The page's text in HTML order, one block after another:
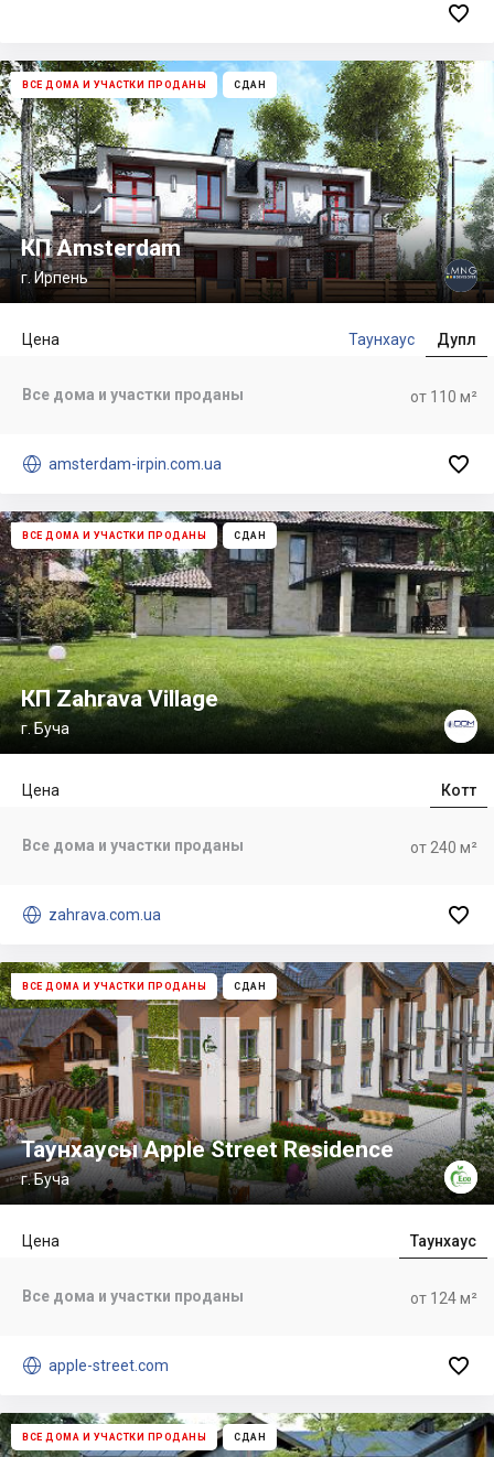

ВСЕ ДОМА И УЧАСТКИ ПРОДАНЫ СДАН
КП Amsterdam
г. Ирпень
Таунхаус Дупл
Цена
от 110 м²
Все дома и участки проданы
 amsterdam-irpin.com.ua 
ВСЕ ДОМА И УЧАСТКИ ПРОДАНЫ СДАН
КП Zahrava Village
г. Буча
Котт
Цена
от 240 м²
Все дома и участки проданы
 zahrava.com.ua 
ВСЕ ДОМА И УЧАСТКИ ПРОДАНЫ СДАН
Таунхаусы Apple Street Residence
г. Буча
Таунхаус
Цена
от 124 м²
Все дома и участки проданы
 apple-street.com 
ВСЕ ДОМА И УЧАСТКИ ПРОДАНЫ СДАН